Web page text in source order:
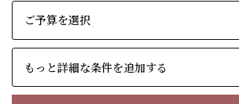
もっと詳細な条件を追加する